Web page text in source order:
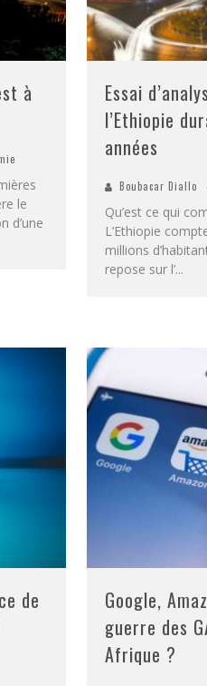
à
le
d’une
Essai
l’Ethiopie
années
Boubacar Diallo
Qu’est ce qui
L’Ethiopie
millions
repose sur l’...
de
Google,
guerre des
Afrique ?